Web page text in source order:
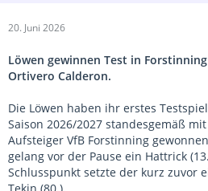
20. Juni 2026
Löwen gewinnen Test in
Ortivero Calderon.
Die Löwen haben ihr erstes
Saison 2026/2027 standesgemäß
Aufsteiger VfB Forstinning
gelang vor der Pause ein Hattrick
Schlusspunkt setzte der kurz zuvor
Tekin (80.).